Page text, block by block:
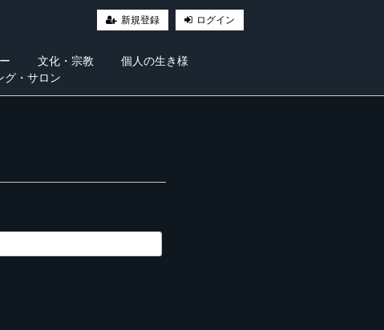
新規登録 ログイン
文化・宗教
個人の生き様
グ・サロン